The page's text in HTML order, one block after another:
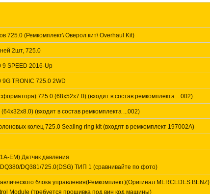
725.0 (Ремкомплект\ Оверол кит\ Overhaul Kit)
2шт, 725.0
SPEED 2016-Up
TRONIC 725.0 2WD
725.0 (68х52х7.0) (входит в состав ремкомплекта ...002)
(входит в состав ремкомплекта ...002)
колец 725.0 Sealing ring kit (входят в ремкомплект 197002A)
EM) Датчик давления
DQ381/725.0(DSG) ТИП 1 (сравнивайте по фото)
блока управления(Ремкомплект)(Оригинал MERCEDES BENZ)
Module (требуется прошивка под вин код машины)